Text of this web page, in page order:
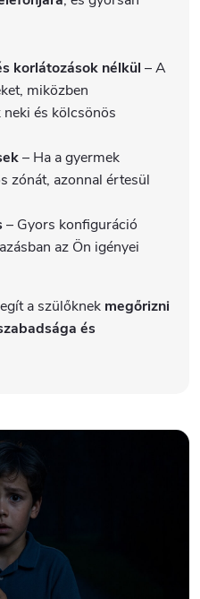
korlátozások nélkül – A
miközben
és kölcsönös
– Ha a gyermek
zónát, azonnal értesül
– Gyors konfiguráció
az Ön igényei
a szülőknek megőrizni
és